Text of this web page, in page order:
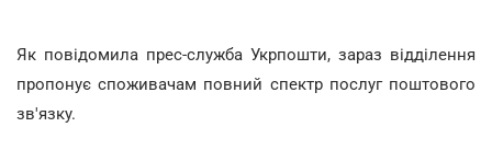
Як повідомила прес-служба Укрпошти, зараз відділення
пропонує споживачам повний спектр послуг поштового
зв'язку.